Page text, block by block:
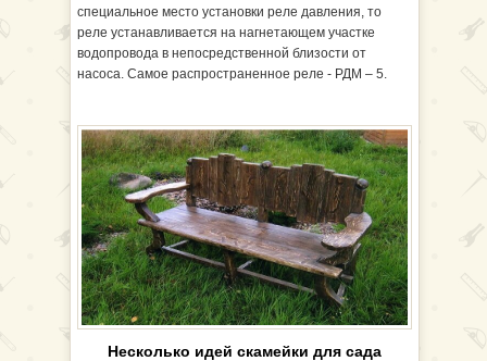
специальное место установки реле давления, то
реле устанавливается на нагнетающем участке
водопровода в непосредственной близости от
насоса. Самое распространенное реле - РДМ – 5.
Несколько идей скамейки для сада